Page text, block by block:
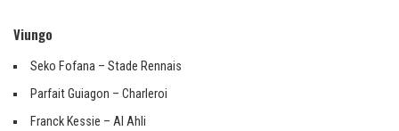
Viungo
Seko Fofana – Stade Rennais
Parfait Guiagon – Charleroi
Franck Kessie – Al Ahli